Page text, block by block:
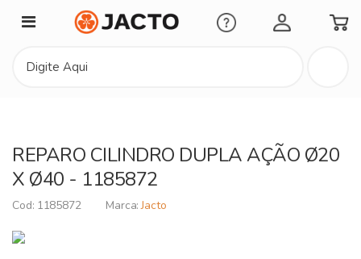
Minha Conta
REPARO CILINDRO DUPLA AÇÃO Ø20
X Ø40 - 1185872
1185872 Jacto